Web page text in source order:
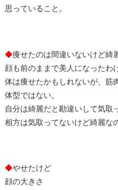
思っていること。
◆痩せたのは間違いないけど綺
顔も前のままで美人になったわ
体は痩せたかもしれないが、筋
体型ではない。
自分は綺麗だと勘違いして気取
相方は気取ってないけど綺麗な
◆やせたけど
顔の大きさ